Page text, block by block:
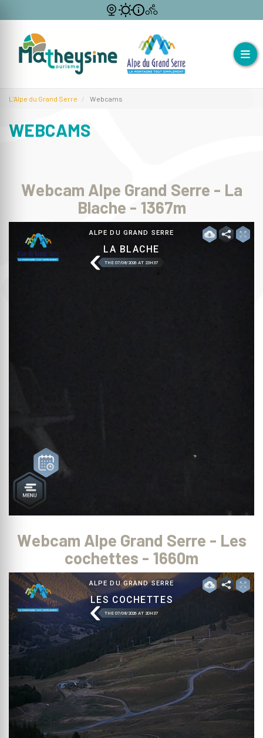
L'Alpe du Grand Serre Webcams
WEBCAMS
Webcam Alpe Grand Serre - La
Blache - 1367m
Webcam Alpe Grand Serre - Les
cochettes - 1660m